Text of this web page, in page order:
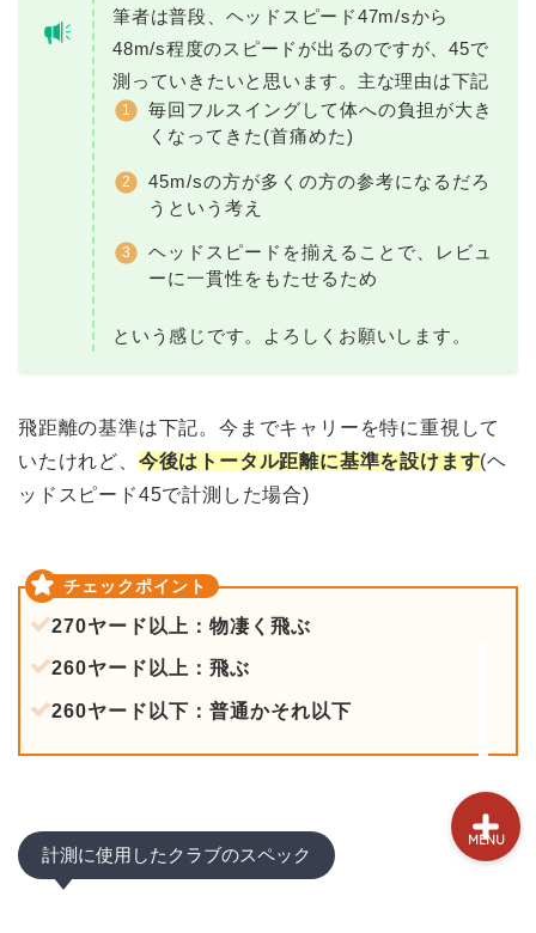
筆者は普段、ヘッドスピード47m/sから
48m/s程度のスピードが出るのですが、45で
測っていきたいと思います。主な理由は下記
毎回フルスイングして体への負担が大き
くなってきた(首痛めた)
45m/sの方が多くの方の参考になるだろ
うという考え
ヘッドスピードを揃えることで、レビュ
ーに一貫性をもたせるため
という感じです。よろしくお願いします。
飛距離の基準は下記。今までキャリーを特に重視して
いたけれど、 今後はトータル距離に基準を設けます(ヘ
ッドスピード45で計測した場合)
270ヤード以上：物凄く飛ぶ
260ヤード以上：飛ぶ
260ヤード以下：普通かそれ以下
計測に使用したクラブのスペック
MENU
試打&評価
クラブ選び(ランキング)
GPSゴルフナビ